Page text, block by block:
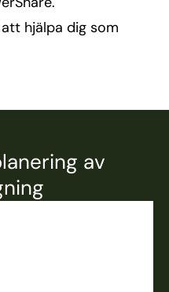
hjälpa dig som
av